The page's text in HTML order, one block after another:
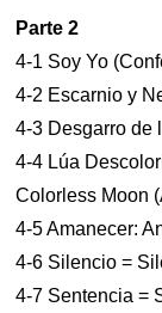
Parte 2
4-1 Soy Yo
4-2 Escarnio y
4-3 Desgarro de
4-4 Lúa
Colorless Moon
4-5 Amanecer:
4-6 Silencio =
4-7 Sentencia =